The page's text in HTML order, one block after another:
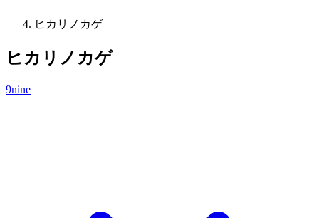
ヒカリノカゲ
ヒカリノカゲ
9nine